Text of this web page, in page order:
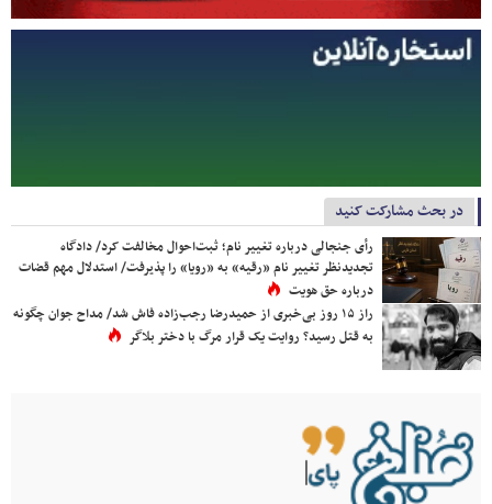
در بحث مشارکت کنید
رأی جنجالی درباره تغییر نام؛ ثبت‌احوال مخالفت کرد/ دادگاه
تجدیدنظر تغییر نام «رقیه» به «رویا» را پذیرفت/ استدلال مهم قضات
درباره حق هویت
راز ۱۵ روز بی‌خبری از حمیدرضا رجب‌زاده فاش شد/ مداح جوان چگونه
به قتل رسید؟ روایت یک قرار مرگ با دختر بلاگر